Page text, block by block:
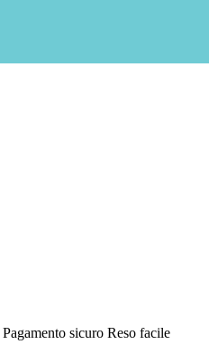
Pagamento sicuro Reso facile